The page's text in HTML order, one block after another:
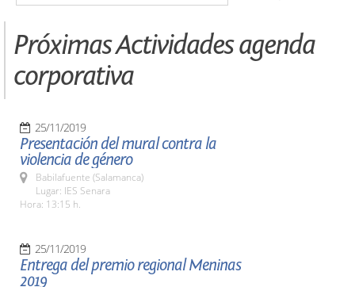
Próximas Actividades agenda
corporativa
25/11/2019
Presentación del mural contra la
violencia de género
Babilafuente (Salamanca)
Lugar: IES Senara
Hora: 13:15 h.
25/11/2019
Entrega del premio regional Meninas
2019